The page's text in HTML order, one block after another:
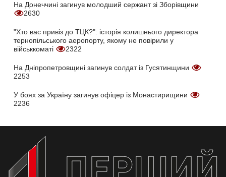
На Донеччині загинув молодший сержант зі Зборівщини
2630
"Хто вас привіз до ТЦК?": історія колишнього директора
тернопільського аеропорту, якому не повірили у
військкоматі
2322
На Дніпропетровщині загинув солдат із Гусятинщини
2253
У боях за Україну загинув офіцер із Монастирищини
2236